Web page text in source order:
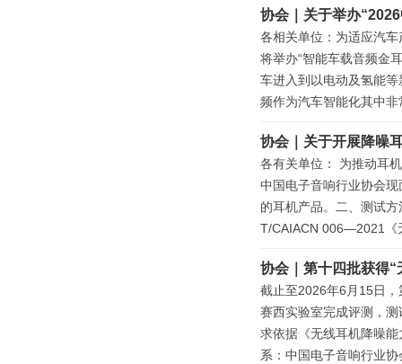
协会｜关于举办
各相关单位：为适应汽
将举办“智能车载音频金
车进入到以电动及氢能
频作为汽车智能化其中
协会｜关于开展降噪
各有关单位： 为推动耳
中国电子音响行业协会
的耳机产品。二、测试
T/CAIACN 006—2021《
协会｜第十四批获得
截止至2026年6月15日，
赛西实验室完成评测，
求依据《无线耳机降噪
系：中国电子音响行业